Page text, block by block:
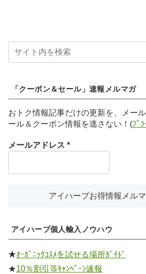
「クーポン＆セール」速報メルマガ
おトク情報記事だけの更新を、メー
ール＆クーポン情報を逃さない！(ﾌﾟ
メールアドレス *
アイハーブ個人輸入ノウハウ
★ｵｰｶﾞﾆｯｸｺｽﾒを試せる場所ｶﾞｲﾄﾞ
★10％割引等ｷｬﾝﾍﾟｰﾝ速報